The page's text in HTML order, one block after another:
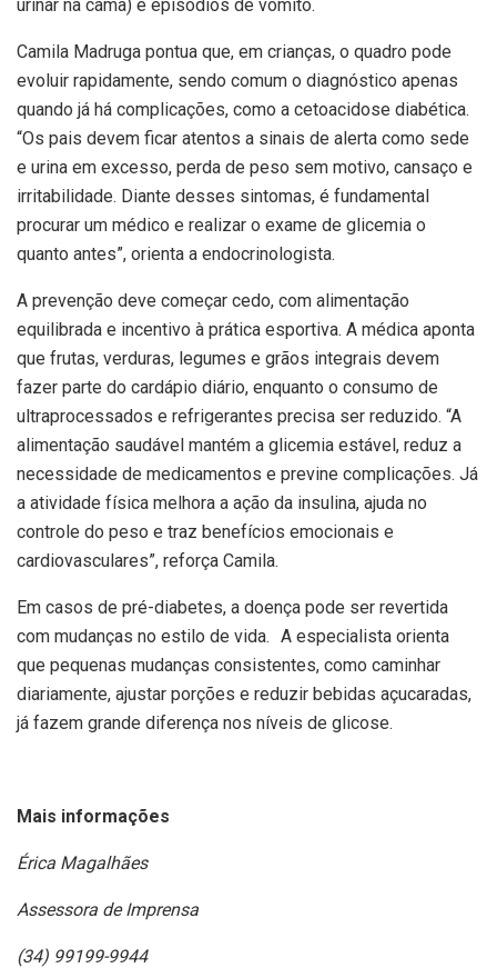
urinar na cama) e episódios de vômito.
Camila Madruga pontua que, em crianças, o quadro pode
evoluir rapidamente, sendo comum o diagnóstico apenas
quando já há complicações, como a cetoacidose diabética.
“Os pais devem ficar atentos a sinais de alerta como sede
e urina em excesso, perda de peso sem motivo, cansaço e
irritabilidade. Diante desses sintomas, é fundamental
procurar um médico e realizar o exame de glicemia o
quanto antes”, orienta a endocrinologista.
A prevenção deve começar cedo, com alimentação
equilibrada e incentivo à prática esportiva. A médica aponta
que frutas, verduras, legumes e grãos integrais devem
fazer parte do cardápio diário, enquanto o consumo de
ultraprocessados e refrigerantes precisa ser reduzido. “A
alimentação saudável mantém a glicemia estável, reduz a
necessidade de medicamentos e previne complicações. Já
a atividade física melhora a ação da insulina, ajuda no
controle do peso e traz benefícios emocionais e
cardiovasculares”, reforça Camila.
Em casos de pré-diabetes, a doença pode ser revertida
com mudanças no estilo de vida. A especialista orienta
que pequenas mudanças consistentes, como caminhar
diariamente, ajustar porções e reduzir bebidas açucaradas,
já fazem grande diferença nos níveis de glicose.
Mais informações
Érica Magalhães
Assessora de Imprensa
(34) 99199-9944